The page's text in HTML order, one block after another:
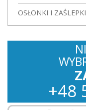
OSŁONKI I
+48